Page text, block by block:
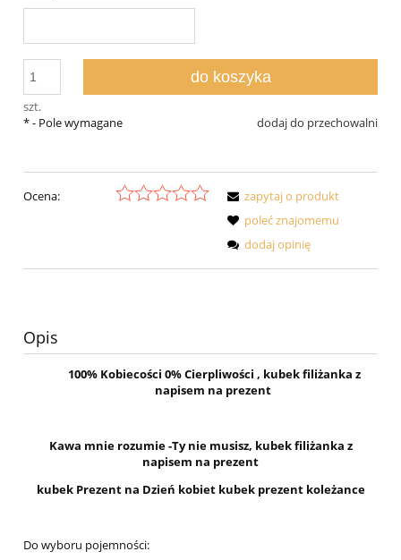
szt.
do koszyka
dodaj do przechowalni
*- Pole wymagane
Ocena:
zapytaj o produkt
poleć znajomemu
dodaj opinię
Opis
100% Kobiecości 0% Cierpliwości , kubek filiżanka z
napisem na prezent
Kawa mnie rozumie -Ty nie musisz, kubek filiżanka z
napisem na prezent
kubek Prezent na Dzień kobiet kubek prezent koleżance
Do wyboru pojemności: